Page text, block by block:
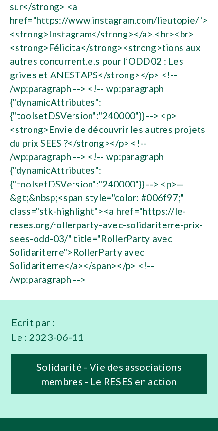
sur</strong> <a
href="https://www.instagram.com/lieutopie/">
<strong>Instagram</strong></a>.<br><br>
<strong>Félicita</strong><strong>tions aux
autres concurrent.e.s pour l’ODD02 : Les
grives et ANESTAPS</strong></p> <!--
/wp:paragraph --> <!-- wp:paragraph
{"dynamicAttributes":
{"toolsetDSVersion":"240000"}} --> <p>
<strong>Envie de découvrir les autres projets
du prix SEES ?</strong></p> <!--
/wp:paragraph --> <!-- wp:paragraph
{"dynamicAttributes":
{"toolsetDSVersion":"240000"}} --> <p>—
&gt;&nbsp;<span style="color: #006f97;"
class="stk-highlight"><a href="https://le-
reses.org/rollerparty-avec-solidariterre-prix-
sees-odd-03/" title="RollerParty avec
Solidariterre">RollerParty avec
Solidariterre</a></span></p> <!--
/wp:paragraph -->
Ecrit par :
Le : 2023-06-11
Solidarité - Vie des associations
membres - Le RESES en action